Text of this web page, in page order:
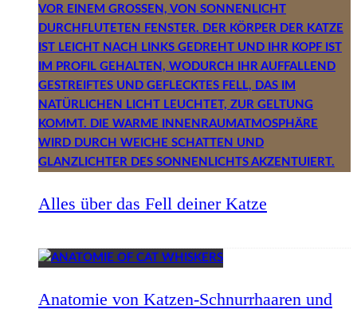
Alles über das Fell deiner Katze
Anatomie von Katzen-Schnurrhaaren und